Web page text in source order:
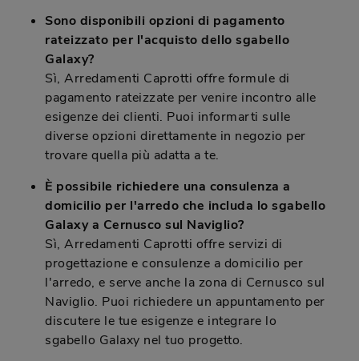
Sono disponibili opzioni di pagamento
rateizzato per l'acquisto dello sgabello
Galaxy?
Sì, Arredamenti Caprotti offre formule di
pagamento rateizzate per venire incontro alle
esigenze dei clienti. Puoi informarti sulle
diverse opzioni direttamente in negozio per
trovare quella più adatta a te.
È possibile richiedere una consulenza a
domicilio per l'arredo che includa lo sgabello
Galaxy a Cernusco sul Naviglio?
Sì, Arredamenti Caprotti offre servizi di
progettazione e consulenze a domicilio per
l'arredo, e serve anche la zona di Cernusco sul
Naviglio. Puoi richiedere un appuntamento per
discutere le tue esigenze e integrare lo
sgabello Galaxy nel tuo progetto.